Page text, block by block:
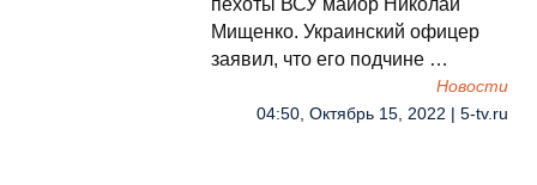
пехоты ВСУ майор Николай
Мищенко. Украинский офицер
заявил, что его подчине …
Новости
04:50, Октябрь 15, 2022 | 5-tv.ru